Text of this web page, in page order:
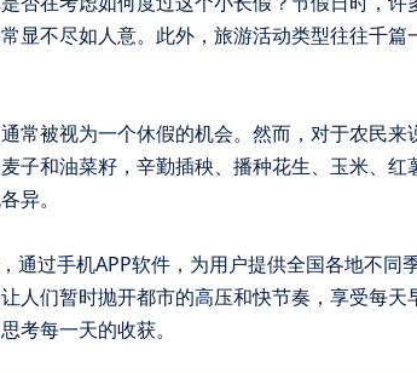
显不尽如人意。此外，旅游活动类型往往千
子和油菜籽，辛勤插秧、播种花生、玉米、
异。
人们暂时抛开都市的高压和快节奏，享受每
考每一天的收获。